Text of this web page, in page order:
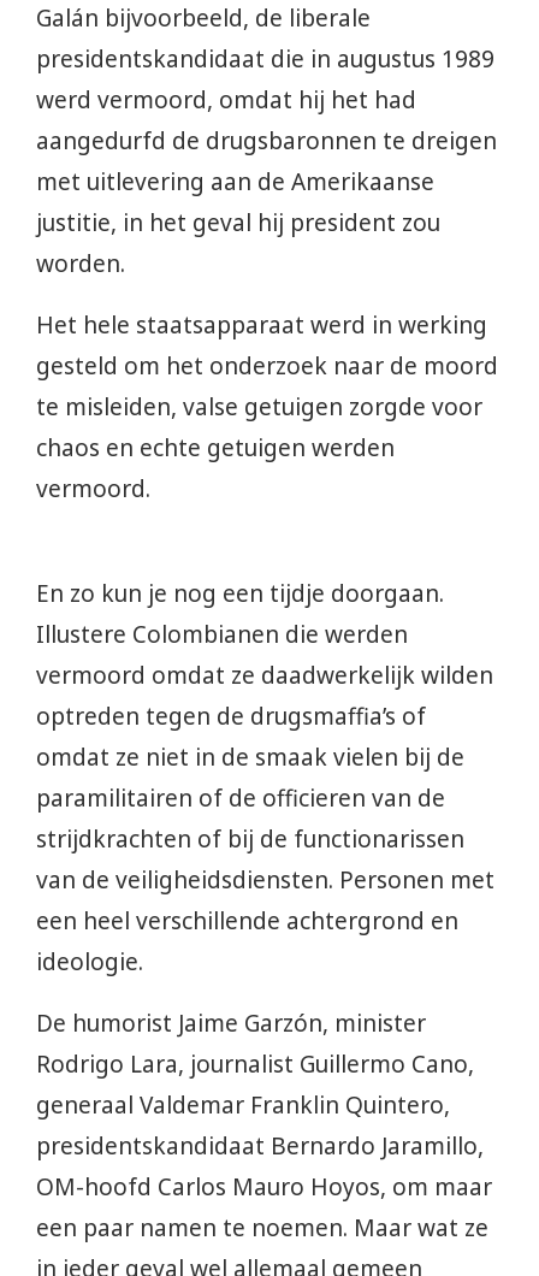
Galán bijvoorbeeld, de liberale
presidentskandidaat die in augustus 1989
werd vermoord, omdat hij het had
aangedurfd de drugsbaronnen te dreigen
met uitlevering aan de Amerikaanse
justitie, in het geval hij president zou
worden.
Het hele staatsapparaat werd in werking
gesteld om het onderzoek naar de moord
te misleiden, valse getuigen zorgde voor
chaos en echte getuigen werden
vermoord.
En zo kun je nog een tijdje doorgaan.
Illustere Colombianen die werden
vermoord omdat ze daadwerkelijk wilden
optreden tegen de drugsmaffia’s of
omdat ze niet in de smaak vielen bij de
paramilitairen of de officieren van de
strijdkrachten of bij de functionarissen
van de veiligheidsdiensten. Personen met
een heel verschillende achtergrond en
ideologie.
De humorist Jaime Garzón, minister
Rodrigo Lara, journalist Guillermo Cano,
generaal Valdemar Franklin Quintero,
presidentskandidaat Bernardo Jaramillo,
OM-hoofd Carlos Mauro Hoyos, om maar
een paar namen te noemen. Maar wat ze
in ieder geval wel allemaal gemeen